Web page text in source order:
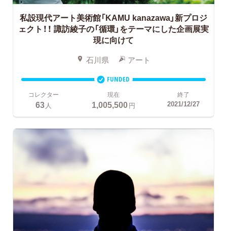
私設現代アート美術館「KAMU kanazawa」新プロジ
ェクト！！ 諏訪綾子の「循環」をテーマにした企画展実
現に向けて
石川県 アート
FUNDED
コレクター
63 人
現在
1,005,500円
終了
2021/12/27